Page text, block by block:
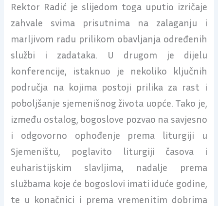
Rektor Radić je slijedom toga uputio izričaje
zahvale svima prisutnima na zalaganju i
marljivom radu prilikom obavljanja određenih
službi i zadataka. U drugom je dijelu
konferencije, istaknuo je nekoliko ključnih
područja na kojima postoji prilika za rast i
poboljšanje sjemenišnog života uopće. Tako je,
između ostalog, bogoslove pozvao na savjesno
i odgovorno ophođenje prema liturgiji u
Sjemeništu, poglavito liturgiji časova i
euharistijskim slavljima, nadalje prema
službama koje će bogoslovi imati iduće godine,
te u konačnici i prema vremenitim dobrima